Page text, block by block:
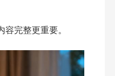
完整更重要。